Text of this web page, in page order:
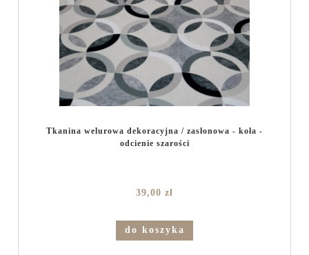
Tkanina welurowa dekoracyjna / zasłonowa - koła -
odcienie szarości
39,00 zł
do koszyka